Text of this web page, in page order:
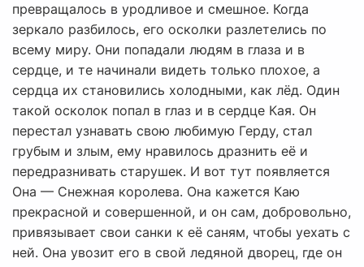
превращалось в уродливое и смешное. Когда
зеркало разбилось, его осколки разлетелись по
всему миру. Они попадали людям в глаза и в
сердце, и те начинали видеть только плохое, а
сердца их становились холодными, как лёд. Один
такой осколок попал в глаз и в сердце Кая. Он
перестал узнавать свою любимую Герду, стал
грубым и злым, ему нравилось дразнить её и
передразнивать старушек. И вот тут появляется
Она — Снежная королева. Она кажется Каю
прекрасной и совершенной, и он сам, добровольно,
привязывает свои санки к её саням, чтобы уехать с
ней. Она увозит его в свой ледяной дворец, где он